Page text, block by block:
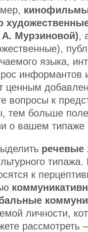
Мурзиновой),
языка,
информантов
ценным
вопросы к
тем больше
о вашем типаже
речевые
к
личности,
рассмотреть